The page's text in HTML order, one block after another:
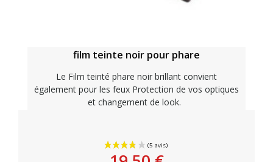
Personnaliser
film teinte noir pour phare
Le Film teinté phare noir brillant convient
également pour les feux Protection de vos optiques
et changement de look.